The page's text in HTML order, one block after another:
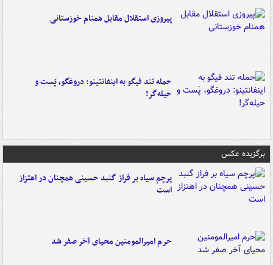
پیروزی استقلال مقابل همنام خوزستانی
حمله تند فیگو به اینفانتینو: دروغگو، پَست‌ و
حیله‌گر!
برگزیده عکس
پرچم سیاه بر فراز گنبد حسینی همچنان در اهتزاز
است
حرم امیرالمومنین محیای آخر صفر شد